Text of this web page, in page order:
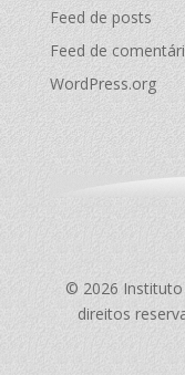
Feed de posts
Feed de
WordPress.org
© 2026 Instituto
direitos